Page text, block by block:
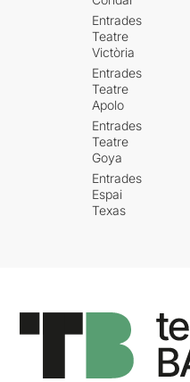
Entrades
Teatre
Victòria
Entrades
Teatre
Apolo
Entrades
Teatre
Goya
Entrades
Espai
Texas